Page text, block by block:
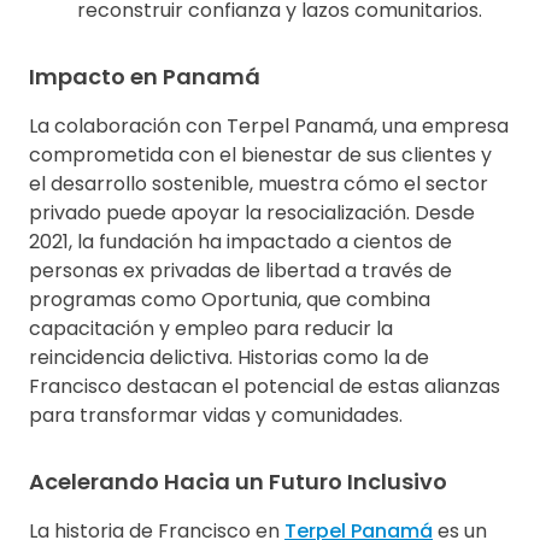
reconstruir confianza y lazos comunitarios.
Impacto en Panamá
La colaboración con Terpel Panamá, una empresa
comprometida con el bienestar de sus clientes y
el desarrollo sostenible, muestra cómo el sector
privado puede apoyar la resocialización. Desde
2021, la fundación ha impactado a cientos de
personas ex privadas de libertad a través de
programas como Oportunia, que combina
capacitación y empleo para reducir la
reincidencia delictiva. Historias como la de
Francisco destacan el potencial de estas alianzas
para transformar vidas y comunidades.
Acelerando Hacia un Futuro Inclusivo
La historia de Francisco en Terpel Panamá es un